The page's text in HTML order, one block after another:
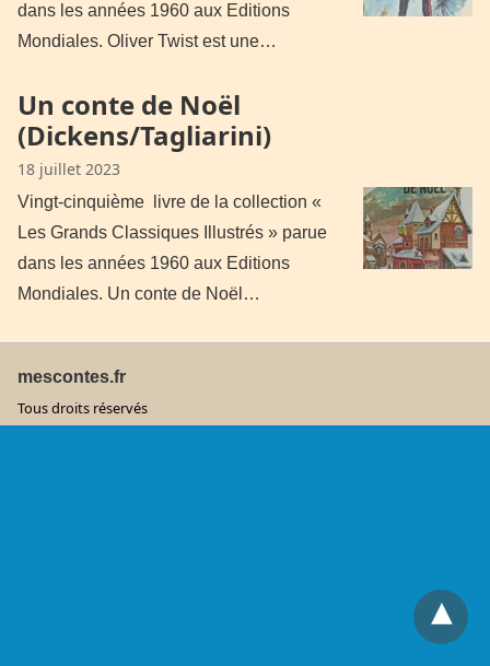
dans les années 1960 aux Editions
Mondiales. Oliver Twist est une…
Un conte de Noël
(Dickens/Tagliarini)
18 juillet 2023
Vingt-cinquième livre de la collection «
Les Grands Classiques Illustrés » parue
dans les années 1960 aux Editions
Mondiales. Un conte de Noël…
mescontes.fr
Tous droits réservés